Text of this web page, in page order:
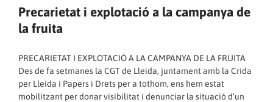
Precarietat i explotació a la campanya de
la fruita
PRECARIETAT I EXPLOTACIÓ A LA CAMPANYA DE LA FRUITA
Des de fa setmanes la CGT de Lleida, juntament amb la Crida
per Lleida i Papers i Drets per a tothom, ens hem estat
mobilitzant per donar visibilitat i denunciar la situació d’un